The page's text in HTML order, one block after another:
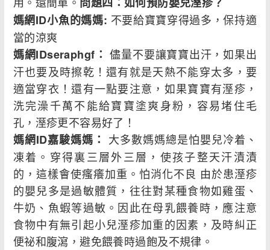
媽網ID小魚的媽媽: 不要給寶寶穿得過多，保持適
當的涼爽
媽網IDseraphgf：儘量不要讓寶寶出汗，如果出
汗也要及時擦乾！還有就是天熱不能穿太多，要
適當穿衣！還有一點要注意，如果寶寶有溼疹，
洗完澡千萬不能給寶寶塗爽身粉，容易堵住毛
孔，溼疹更不容易好了！
媽網ID嘉駿媽媽： 大多數媽媽總是怕嬰兒冷着、
凍着。穿得裏三層外三層，使孩子整天汗漬漬
的，這樣會使瘙癢加重。怕消化不良 由於患溼疹
的嬰兒多是過敏體質，往往對某種食物如雞蛋、
牛奶、魚蝦等過敏。因此在母乳餵養時，應注意
食物中有無引起小兒溼疹加重的因素，及時糾正
便祕和腹瀉，避免餵養時過飽及不規律。